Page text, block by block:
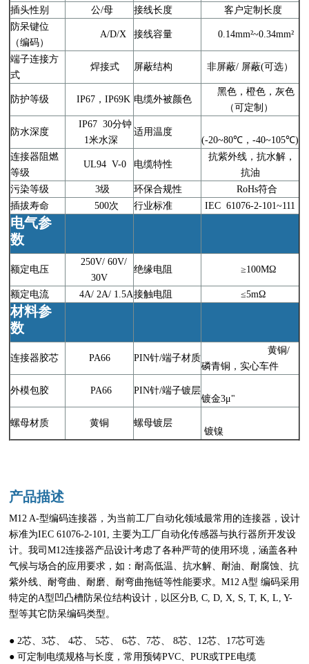
插头性别
公/母 接线长度
客户定制长度
防呆键位
（编码）
A/D/X 接线容量 0.14mm²~0.34mm²
端子连接方
式
焊接式 屏蔽结构 非屏蔽/ 屏蔽(可选）
防护等级 IP67，IP69K 电缆外被颜色
黑色，橙色，灰色
（可定制）
防水深度
IP67 30分钟
1米水深
适用温度
(-20~80℃，-40~105℃)
连接器阻燃
等级
UL94 V-0 电缆特性
抗紫外线，抗水解，
抗油
污染等级
3级 环保合规性
RoHs符合
插拔寿命
500次 行业标准 IEC 61076-2-101~111
电气参
数
额定电压
250V/ 60V/
30V
绝缘电阻 ≥100MΩ
额定电流 4A/ 2A/ 1.5A接触电阻 ≤5mΩ
材料参
数
连接器胶芯 PA66 PIN针/端子材质
黄铜/
磷青铜，实心车件
外模包胶 PA66
PIN针/端子镀层
镀金3μ"
螺母材质 黄铜
螺母镀层
镀镍
产品描述
M12 A-型编码连接器，为当前工厂自动化领域最常用的连接器，设计
标准为IEC 61076-2-101, 主要为工厂自动化传感器与执行器所开发设
计。我司M12连接器产品设计考虑了各种严苛的使用环境，涵盖各种
气候与场合的应用要求，如：耐高低温、抗水解、耐油、耐腐蚀、抗
紫外线、耐弯曲、耐磨、耐弯曲拖链等性能要求。M12 A型 编码采用
特定的A型凹凸槽防呆位结构设计，以区分B, C, D, X, S, T, K, L, Y-
型等其它防呆编码类型。
● 2芯、3芯、 4芯、 5芯、 6芯、7芯、 8芯、12芯、17芯可选
● 可定制电缆规格与长度，常用预铸PVC、PUR或TPE电缆